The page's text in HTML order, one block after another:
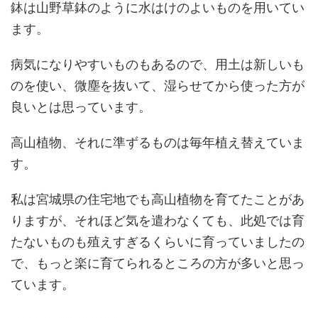
鉢は山野草鉢のように水はけのよいものを用いてい
ます。
病気になりやすいものもあるので、用土は新しいも
のを使い、微塵を抜いて、湿らせてから使った方が
良いとは思っています。
高山植物、それに準ずるものは毎年植え替えていま
す。
私は宮城県の住宅地でも高山植物を育てたことがあ
りますが、それほど気を遣わなくても、此処では育
たないものも殖えすぎるくらいに育っていましたの
で、もっと楽に育てられるところの方が多いと思っ
ています。